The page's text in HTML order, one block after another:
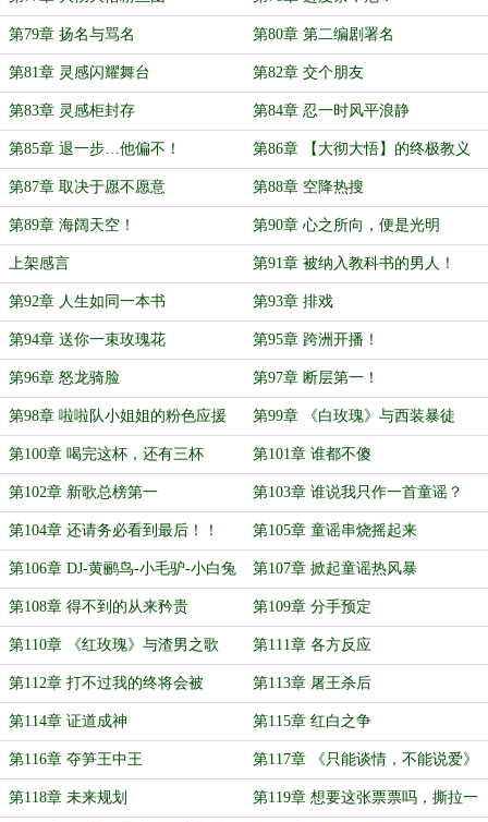
第79章 扬名与骂名 第80章 第二编剧署名
第81章 灵感闪耀舞台 第82章 交个朋友
第83章 灵感柜封存 第84章 忍一时风平浪静
第85章 退一步…他偏不！ 第86章 【大彻大悟】的终极教义
第87章 取决于愿不愿意 第88章 空降热搜
第89章 海阔天空！ 第90章 心之所向，便是光明
上架感言 第91章 被纳入教科书的男人！
第92章 人生如同一本书 第93章 排戏
第94章 送你一束玫瑰花 第95章 跨洲开播！
第96章 怒龙骑脸 第97章 断层第一！
第98章 啦啦队小姐姐的粉色应援 第99章 《白玫瑰》与西装暴徒
第100章 喝完这杯，还有三杯 第101章 谁都不傻
第102章 新歌总榜第一 第103章 谁说我只作一首童谣？
第104章 还请务必看到最后！！ 第105章 童谣串烧摇起来
第106章 DJ-黄鹂鸟-小毛驴-小白兔 第107章 掀起童谣热风暴
第108章 得不到的从来矜贵 第109章 分手预定
第110章 《红玫瑰》与渣男之歌 第111章 各方反应
第112章 打不过我的终将会被
我……
第113章 屠王杀后
第114章 证道成神 第115章 红白之争
第116章 夺笋王中王 第117章 《只能谈情，不能说爱》
第118章 未来规划 第119章 想要这张票票吗，撕拉一